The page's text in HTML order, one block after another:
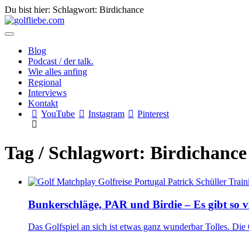
Du bist hier: Schlagwort: Birdichance
Blog
Podcast / der talk.
Wie alles anfing
Regional
Interviews
Kontakt
YouTube
Instagram Pinterest
Tag / Schlagwort: Birdichance
Bunkerschläge, PAR und Birdie – Es gibt so
Das Golfspiel an sich ist etwas ganz wunderbar Tolles.